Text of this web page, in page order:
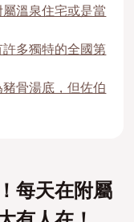
溫泉住宅或是當
多獨特的全國第
骨湯底，但佐伯
每天在附屬